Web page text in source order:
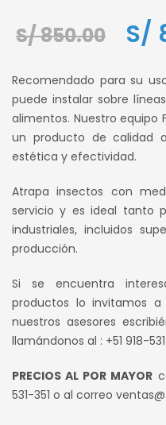
S/850.00
El
era:
S/
S/
Recomendado para su
puede instalar sobre
alimentos. Nuestro equipo
un producto de calidad
estética y efectividad.
Atrapa insectos con
servicio y es ideal tanto
industriales, incluidos
producción.
Si se encuentra
productos lo invitamos
nuestros asesores
llamándonos al : +51 918-
PRECIOS AL POR MAYOR
531-351 o al correo